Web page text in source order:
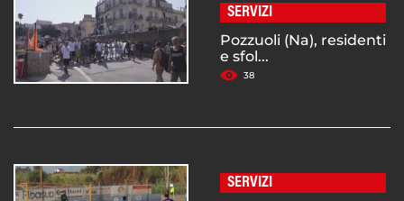
SERVIZI
Pozzuoli (Na), residenti
e sfol...
38
SERVIZI